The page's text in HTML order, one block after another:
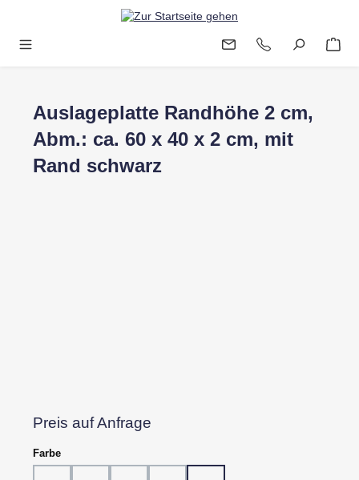
Zum Hauptinhalt springen
Auslageplatte Randhöhe 2 cm,
Abm.: ca. 60 x 40 x 2 cm, mit
Rand schwarz
Preis auf Anfrage
Farbeauswählen